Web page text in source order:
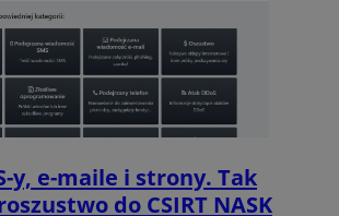
y, e-maile i strony. Tak
do CSIRT NASK